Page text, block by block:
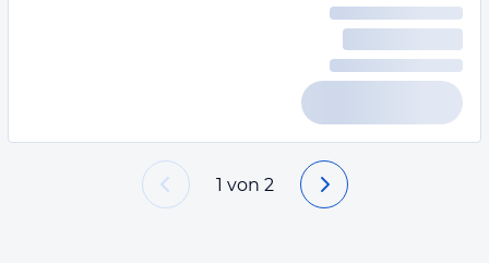
1 von 2